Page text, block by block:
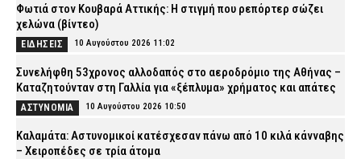
Φωτιά στον Κουβαρά Αττικής: Η στιγμή που ρεπόρτερ σώζει
χελώνα (βίντεο)
ΕΙΔΗΣΕΙΣ 10 Αυγούστου 2026 11:02
Συνελήφθη 53χρονος αλλοδαπός στο αεροδρόμιο της Αθήνας –
Καταζητούνταν στη Γαλλία για «ξέπλυμα» χρήματος και απάτες
ΑΣΤΥΝΟΜΙΑ 10 Αυγούστου 2026 10:50
Καλαμάτα: Αστυνομικοί κατέσχεσαν πάνω από 10 κιλά κάνναβης
– Χειροπέδες σε τρία άτομα